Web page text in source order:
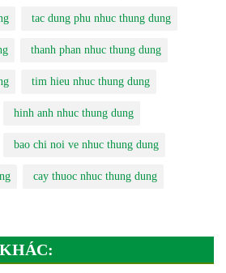
tac dung phu nhuc thung dung
thanh phan nhuc thung dung
tim hieu nhuc thung dung
hinh anh nhuc thung dung
bao chi noi ve nhuc thung dung
cay thuoc nhuc thung dung